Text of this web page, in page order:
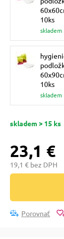
mačky
mačky
poukazy
10ks
skladem
10ks
skladem
skladem > 15 ks
23,1 €
19,1 € bez DPH
Porovnať